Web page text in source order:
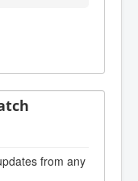
from any